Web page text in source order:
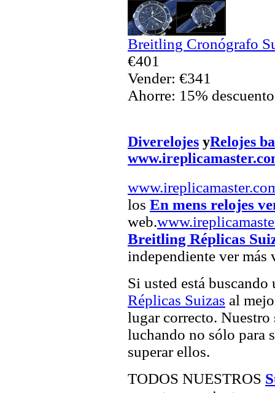
Breitling Cronógrafo
€401
Vender: €341
Ahorre: 15% descuento
Diverelojes yRelojes
los En mens relojes
web.
Breitling Réplicas
independiente ver más
Si usted está
Réplicas Suizas al
lugar correcto. Nuestro
luchando no sólo para
superar ellos.
TODOS NUESTROS